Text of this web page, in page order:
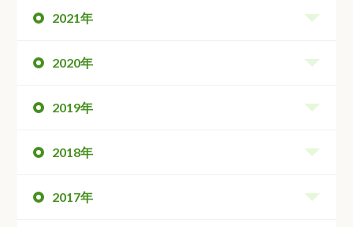
2021年
2020年
2019年
2018年
2017年